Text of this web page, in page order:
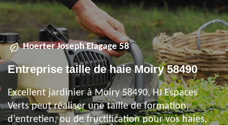
Hoerter Joseph Elagage 58
Entreprise taille de haie Moiry 58490
Excellent jardinier à Moiry 58490, HJ Espaces
Verts peut réaliser une taille de formation,
d'entretien, ou de fructification pour vos haies,